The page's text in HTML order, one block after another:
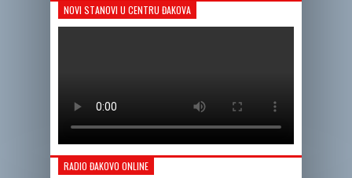
NOVI STANOVI U CENTRU ĐAKOVA
RADIO ĐAKOVO ONLINE